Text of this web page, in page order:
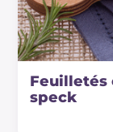
Feuilletés
speck